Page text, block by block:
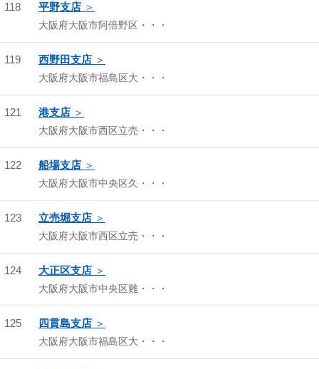
118 平野支店
大阪府大阪市阿倍野区・・・
119 西野田支店
大阪府大阪市福島区大・・・
121 港支店
大阪府大阪市西区立売・・・
122 船場支店
大阪府大阪市中央区久・・・
123 立売堀支店
大阪府大阪市西区立売・・・
124 大正区支店
大阪府大阪市中央区難・・・
125 四貫島支店
大阪府大阪市福島区大・・・